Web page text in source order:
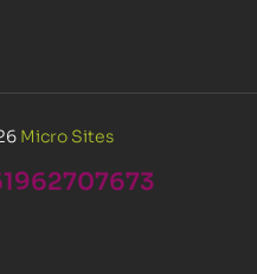
Micro Sites